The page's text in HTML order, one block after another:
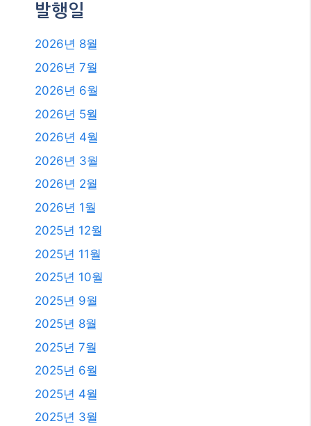
발행일
2026년 8월
2026년 7월
2026년 6월
2026년 5월
2026년 4월
2026년 3월
2026년 2월
2026년 1월
2025년 12월
2025년 11월
2025년 10월
2025년 9월
2025년 8월
2025년 7월
2025년 6월
2025년 4월
2025년 3월